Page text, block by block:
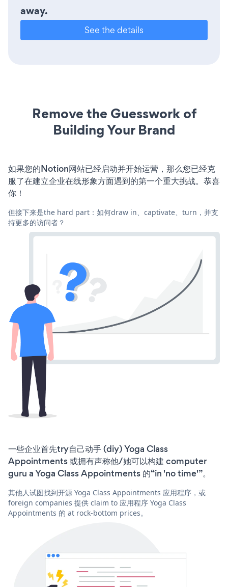
away.
See the details
Remove the Guesswork of
Building Your Brand
如果您的Notion网站已经启动并开始运营，那么您已经克
服了在建立企业在线形象方面遇到的第一个重大挑战。恭喜
你！
但接下来是the hard part：如何draw in、captivate、turn，并支
持更多的访问者？
一些企业首先try自己动手 (diy) Yoga Class
Appointments 或拥有声称他/她可以构建 computer
guru a Yoga Class Appointments 的“in 'no time'”。
其他人试图找到开源 Yoga Class Appointments 应用程序，或
foreign companies 提供 claim to 应用程序 Yoga Class
Appointments 的 at rock-bottom prices。